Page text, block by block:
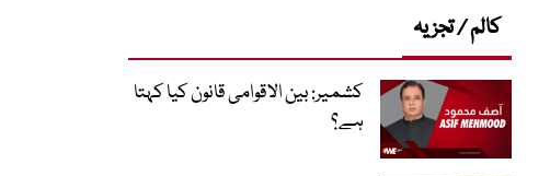
کالم / تجزیہ
کشمیر: بین الاقوامی قانون کیا کہتا
ہے؟